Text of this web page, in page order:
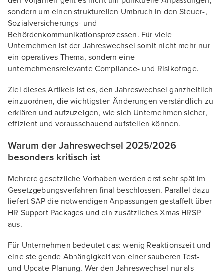
sondern um einen strukturellen Umbruch in den Steuer-,
Sozialversicherungs- und
Behördenkommunikationsprozessen. Für viele
Unternehmen ist der Jahreswechsel somit nicht mehr nur
ein operatives Thema, sondern eine
unternehmensrelevante Compliance- und Risikofrage.
Ziel dieses Artikels ist es, den Jahreswechsel ganzheitlich
einzuordnen, die wichtigsten Änderungen verständlich zu
erklären und aufzuzeigen, wie sich Unternehmen sicher,
effizient und vorausschauend aufstellen können.
Warum der Jahreswechsel 2025/2026
besonders kritisch ist
Mehrere gesetzliche Vorhaben werden erst sehr spät im
Gesetzgebungsverfahren final beschlossen. Parallel dazu
liefert SAP die notwendigen Anpassungen gestaffelt über
HR Support Packages und ein zusätzliches Xmas HRSP
aus.
Für Unternehmen bedeutet das: wenig Reaktionszeit und
eine steigende Abhängigkeit von einer sauberen Test-
und Update-Planung. Wer den Jahreswechsel nur als